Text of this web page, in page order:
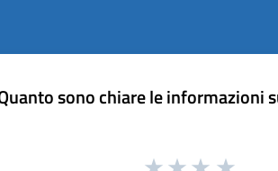
sono chiare le informazioni